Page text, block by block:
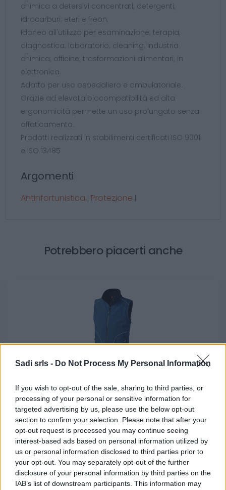
Sadi srls - Do Not Process My Personal Information
If you wish to opt-out of the sale, sharing to third parties, or
processing of your personal or sensitive information for
targeted advertising by us, please use the below opt-out
section to confirm your selection. Please note that after your
opt-out request is processed you may continue seeing
interest-based ads based on personal information utilized by
us or personal information disclosed to third parties prior to
your opt-out. You may separately opt-out of the further
disclosure of your personal information by third parties on the
IAB’s list of downstream participants. This information may
chimica a detersivi concentrati; detergenti;
idrocarburi; eteri e freon.
Idoneo all'utilizzo per esaminazione; terapia;
diagnostica; laboratorio; cleaning; industria
chimica; officine; trasformazioni alimentari; in
elettronica.
Adatto per uso ospedaliero e ambulatoriale.
Grazie ad elevata biocompatibilità ed alta
ergonomicità permette un uso prolungato senza
affaticamento.
Prodotti realizzati in stabilimenti certificati ISO 9001
e ISO 13485
Argomenti
Antinfortunistica | Protezione |
Potrebbero piacerti anche
Gilet da lavoro Rossini Softshell Preston Blu/Nero
29,90 €
Gilet da lavoro Rossini Softshell Preston Blu/Nero
( 0 recensioni )